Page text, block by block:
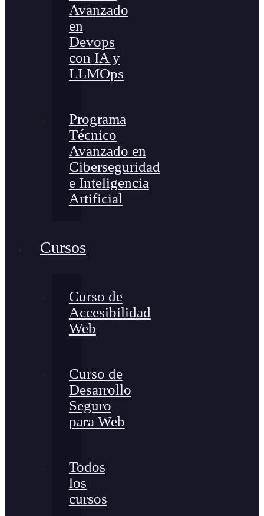
Avanzado
en
Devops
con IA y
LLMOps
Programa
Técnico
Avanzado en
Ciberseguridad
e Inteligencia
Artificial
Cursos
Curso de
Accesibilidad
Web
Curso de
Desarrollo
Seguro
para Web
Todos
los
cursos